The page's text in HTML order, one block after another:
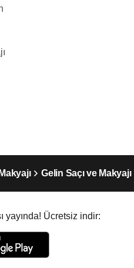
Gelin Saçı ve
yayında! Ücretsiz indir: